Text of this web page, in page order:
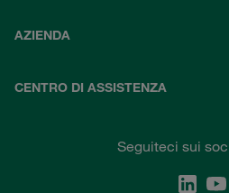
AZIENDA
CENTRO DI ASSISTENZA
Seguiteci sui